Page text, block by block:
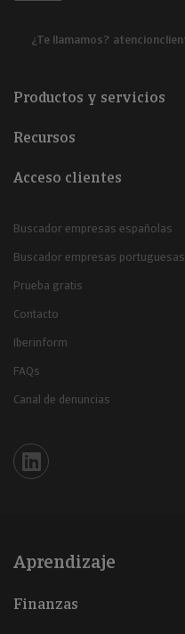
¿Te llamamos?
Productos y servicios
Recursos
Acceso clientes
Buscador empresas españolas
Buscador empresas portuguesas
Prueba gratis
Contacto
Iberinform
FAQs
Canal de denuncias
Iberinform en Linkedin
Aprendizaje
Finanzas